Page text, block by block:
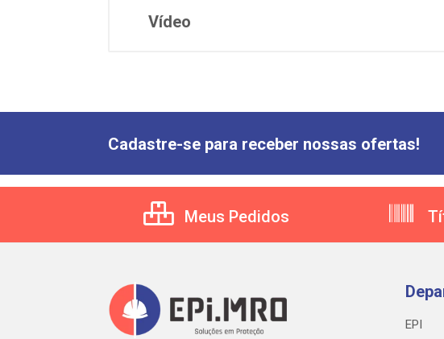
Vídeo
Cadastre-se para receber nossas ofertas!
Meus Pedidos
EPI